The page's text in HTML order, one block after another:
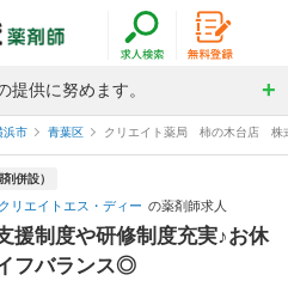
提供に努めます。
浜市 青葉区 クリエイト薬局 柿の木台店 株
併設）
リエイトエス・ディー の薬剤師求人
援制度や研修制度充実♪お休
フバランス◎